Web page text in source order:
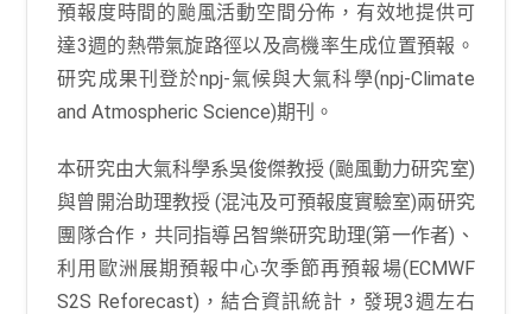
預報度時間的颱風活動空間分佈，有效地提供可
達3週的熱帶氣旋路徑以及高機率生成位置預報。
研究成果刊登於npj-氣候與大氣科學(npj-Climate
and Atmospheric Science)期刊。
本研究由大氣科學系吳俊傑教授 (颱風動力研究室)
與曾開治助理教授 (混沌及可預報度實驗室)兩研究
團隊合作，共同指導呂智樂研究助理(第一作者)、
利用歐洲展期預報中心次季節再預報場(ECMWF
S2S Reforecast)，結合資訊統計，發現3週左右